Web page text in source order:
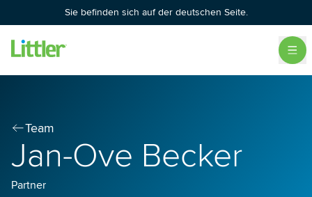
Sie befinden sich auf der deutschen Seite.
Team
Jan-Ove Becker
Partner